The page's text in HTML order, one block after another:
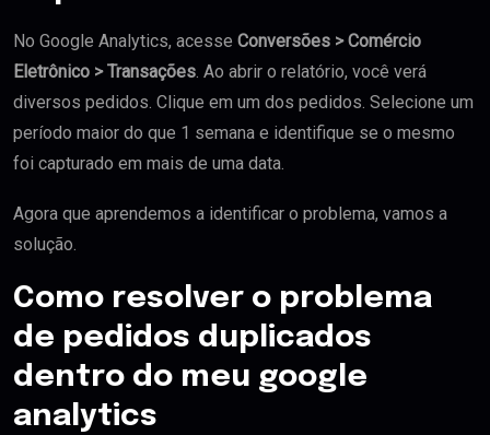
No Google Analytics, acesse Conversões > Comércio
Eletrônico > Transações. Ao abrir o relatório, você verá
diversos pedidos. Clique em um dos pedidos. Selecione um
período maior do que 1 semana e identifique se o mesmo
foi capturado em mais de uma data.
Agora que aprendemos a identificar o problema, vamos a
solução.
Como resolver o problema
de pedidos duplicados
dentro do meu google
analytics